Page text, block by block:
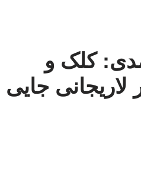
کلک و
لاریجانی جایی